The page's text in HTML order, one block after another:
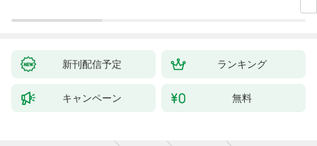
新刊配信予定 ランキング
キャンペーン 無料